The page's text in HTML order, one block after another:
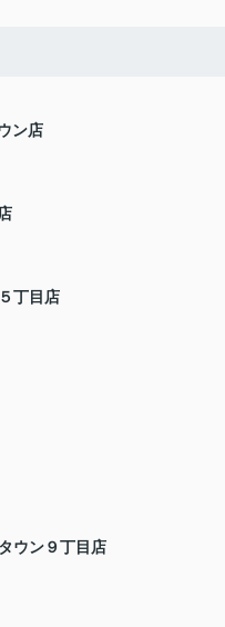
ン店
丁目店
ウン９丁目店